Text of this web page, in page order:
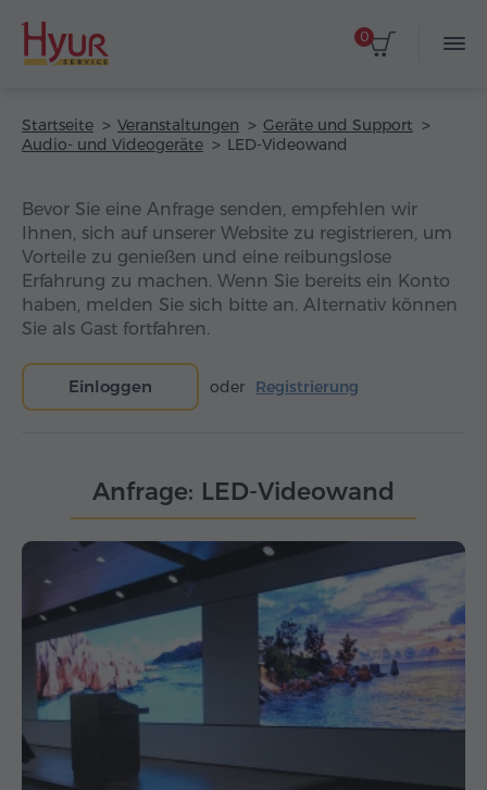
0
Startseite Veranstaltungen
Geräte und Support
Audio- und Videogeräte
LED-Videowand
Bevor Sie eine Anfrage senden, empfehlen wir
Ihnen, sich auf unserer Website zu registrieren, um
Vorteile zu genießen und eine reibungslose
Erfahrung zu machen. Wenn Sie bereits ein Konto
haben, melden Sie sich bitte an. Alternativ können
Sie als Gast fortfahren.
Einloggen oder Registrierung
Anfrage: LED-Videowand